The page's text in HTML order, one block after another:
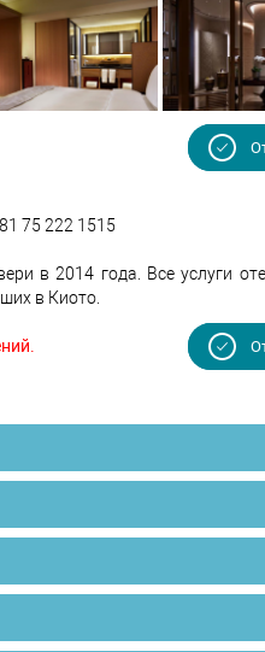
75 222 1515
в 2014 года. Все услуги
в Киото.